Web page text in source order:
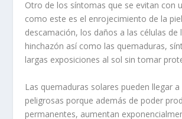
Otro de los síntomas que se evitan con
como este es el enrojecimiento de la
descamación, los daños a las células de
hinchazón así como las quemaduras,
largas exposiciones al sol sin tomar
Las quemaduras solares pueden llegar
peligrosas porque además de poder
permanentes, aumentan